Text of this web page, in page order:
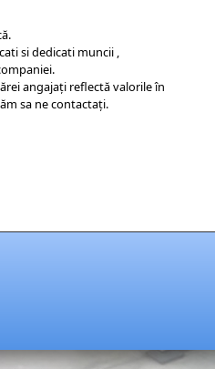
si dedicati muncii ,
angajaţi reflectă valorile în
sa ne contactaţi.